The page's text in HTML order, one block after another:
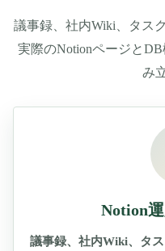
議事録、社内Wiki、タス
実際のNotionページと
み
Notion
議事録、社内Wiki、タ